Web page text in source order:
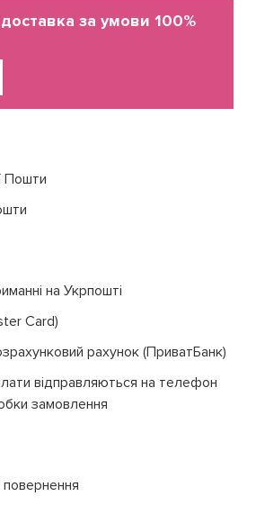
за умови 100%
Пошти
на Укрпошті
Card)
рахунок (ПриватБанк)
відправляються на телефон
замовлення
повернення